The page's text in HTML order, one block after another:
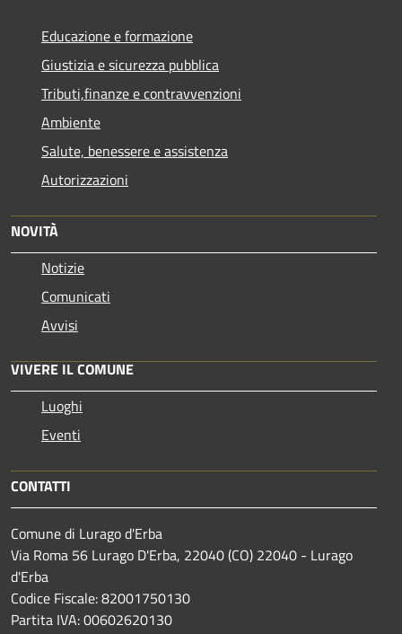
Educazione e formazione
Giustizia e sicurezza pubblica
Tributi,finanze e contravvenzioni
Ambiente
Salute, benessere e assistenza
Autorizzazioni
NOVITÀ
Notizie
Comunicati
Avvisi
VIVERE IL COMUNE
Luoghi
Eventi
CONTATTI
Comune di Lurago d'Erba
Via Roma 56 Lurago D'Erba, 22040 (CO) 22040 - Lurago
d'Erba
Codice Fiscale: 82001750130
Partita IVA: 00602620130